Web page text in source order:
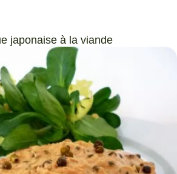
japonaise à la viande